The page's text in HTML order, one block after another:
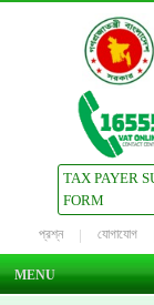
TAX PAYER
FORM
প্রশ্ন যোগাযোগ
MENU